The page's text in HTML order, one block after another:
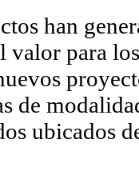
han
valor para
de
ubicados